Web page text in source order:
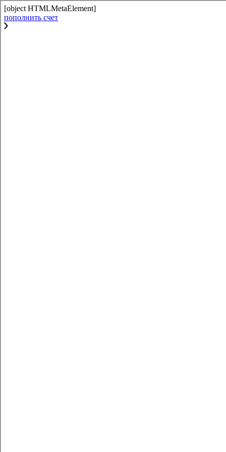
[object HTMLMetaElement]
пополнить счет